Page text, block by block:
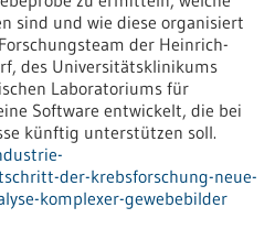
sind und wie diese organisiert
der Heinrich-
des Universitätsklinikums
Laboratoriums für
Software entwickelt, die bei
künftig unterstützen soll.
der-krebsforschung-neue-
komplexer-gewebebilder